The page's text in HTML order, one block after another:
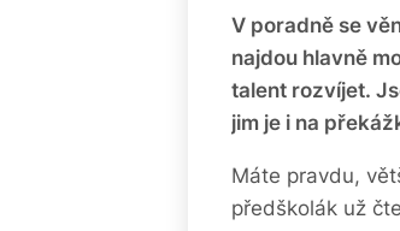
V poradně se
najdou hlavně
talent rozvíjet.
jim je i na
Máte pravdu,
předškolák už